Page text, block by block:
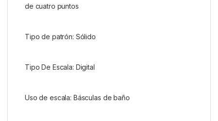
de cuatro puntos
Tipo de patrón: Sólido
Tipo De Escala: Digital
Uso de escala: Básculas de baño